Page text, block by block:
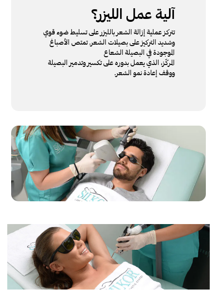
آلية عمل الليزر؟
تتركز عملية إزالة الشعر بالليزر على تسليط ضوء قوي
وشديد التركيز على بصيلات الشعر. تمتص الأصباغ
الموجودة في البصيلة الشعاع
المركّز، الذي يعمل بدوره على تكسير وتدمير البصيلة
ووقف إعادة نمو الشعر.